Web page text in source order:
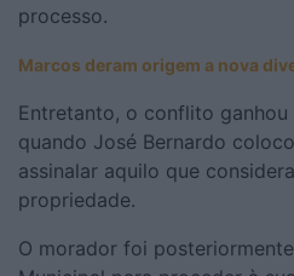
processo.
Marcos deram origem a nova
Entretanto, o conflito
quando José Bernardo
assinalar aquilo que
propriedade.
O morador foi